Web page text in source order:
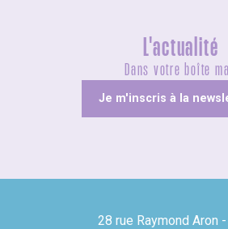
L'actualité
Dans votre boîte
Je m'inscris à la
28 rue Raymond Aron